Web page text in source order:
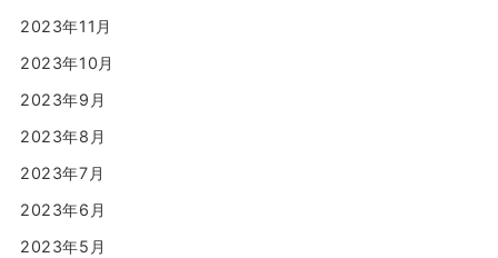
2023年11月
2023年10月
2023年9月
2023年8月
2023年7月
2023年6月
2023年5月